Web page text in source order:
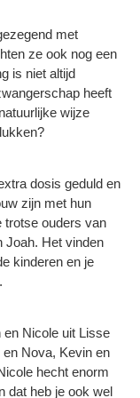
met
ze ook nog een
is niet altijd
heeft
wijze
dosis geduld en
zijn met hun
trotse ouders van
Joah. Het vinden
kinderen en je
en Nicole uit Lisse
Nova, Kevin en
hecht enorm
dat heb je ook wel